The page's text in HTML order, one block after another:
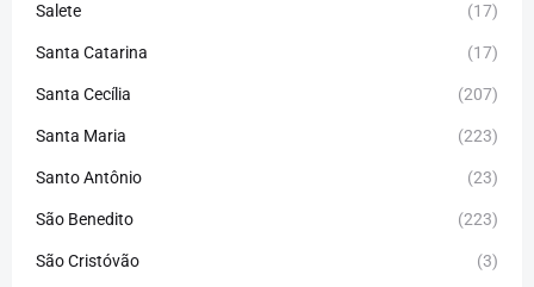
Salete (17)
Santa Catarina (17)
Santa Cecília (207)
Santa Maria (223)
Santo Antônio (23)
São Benedito (223)
São Cristóvão (3)